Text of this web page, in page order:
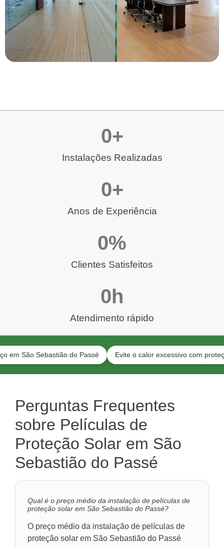
Instalações Realizadas
0+
Anos de Experiência
0+
Clientes Satisfeitos
0%
Atendimento rápido
0h
Sebastião do Passé Evite o calor excessivo com proteção solar
Perguntas Frequentes
sobre Películas de
Proteção Solar em São
Sebastião do Passé
Qual é o preço médio da instalação de películas de
proteção solar em São Sebastião do Passé?
O preço médio da instalação de películas de
proteção solar em São Sebastião do Passé